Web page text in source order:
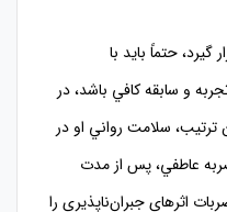
گيرد، حتماً بايد با
و سابقه كافي باشد، در
ترتيب، سلامت رواني او در
عاطفي، پس از مدت
اثرهاي جبران‌ناپذيري را